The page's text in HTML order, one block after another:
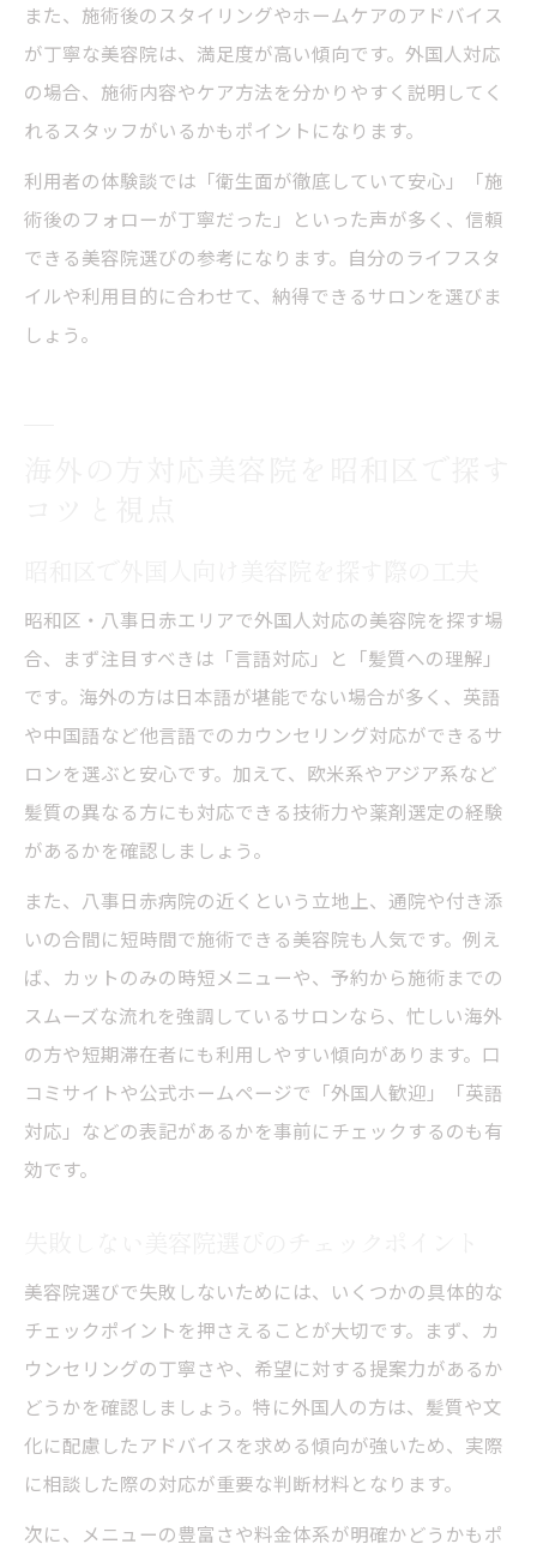
また、施術後のスタイリングやホームケアのアドバイス
が丁寧な美容院は、満足度が高い傾向です。外国人対応
の場合、施術内容やケア方法を分かりやすく説明してく
れるスタッフがいるかもポイントになります。
利用者の体験談では「衛生面が徹底していて安心」「施
術後のフォローが丁寧だった」といった声が多く、信頼
できる美容院選びの参考になります。自分のライフスタ
イルや利用目的に合わせて、納得できるサロンを選びま
しょう。
昭和区・八事日赤エリアで外国人対応の美容院を探す場
合、まず注目すべきは「言語対応」と「髪質への理解」
です。海外の方は日本語が堪能でない場合が多く、英語
や中国語など他言語でのカウンセリング対応ができるサ
ロンを選ぶと安心です。加えて、欧米系やアジア系など
髪質の異なる方にも対応できる技術力や薬剤選定の経験
があるかを確認しましょう。
また、八事日赤病院の近くという立地上、通院や付き添
いの合間に短時間で施術できる美容院も人気です。例え
ば、カットのみの時短メニューや、予約から施術までの
スムーズな流れを強調しているサロンなら、忙しい海外
の方や短期滞在者にも利用しやすい傾向があります。口
コミサイトや公式ホームページで「外国人歓迎」「英語
対応」などの表記があるかを事前にチェックするのも有
効です。
美容院選びで失敗しないためには、いくつかの具体的な
チェックポイントを押さえることが大切です。まず、カ
ウンセリングの丁寧さや、希望に対する提案力があるか
どうかを確認しましょう。特に外国人の方は、髪質や文
化に配慮したアドバイスを求める傾向が強いため、実際
に相談した際の対応が重要な判断材料となります。
次に、メニューの豊富さや料金体系が明確かどうかもポ